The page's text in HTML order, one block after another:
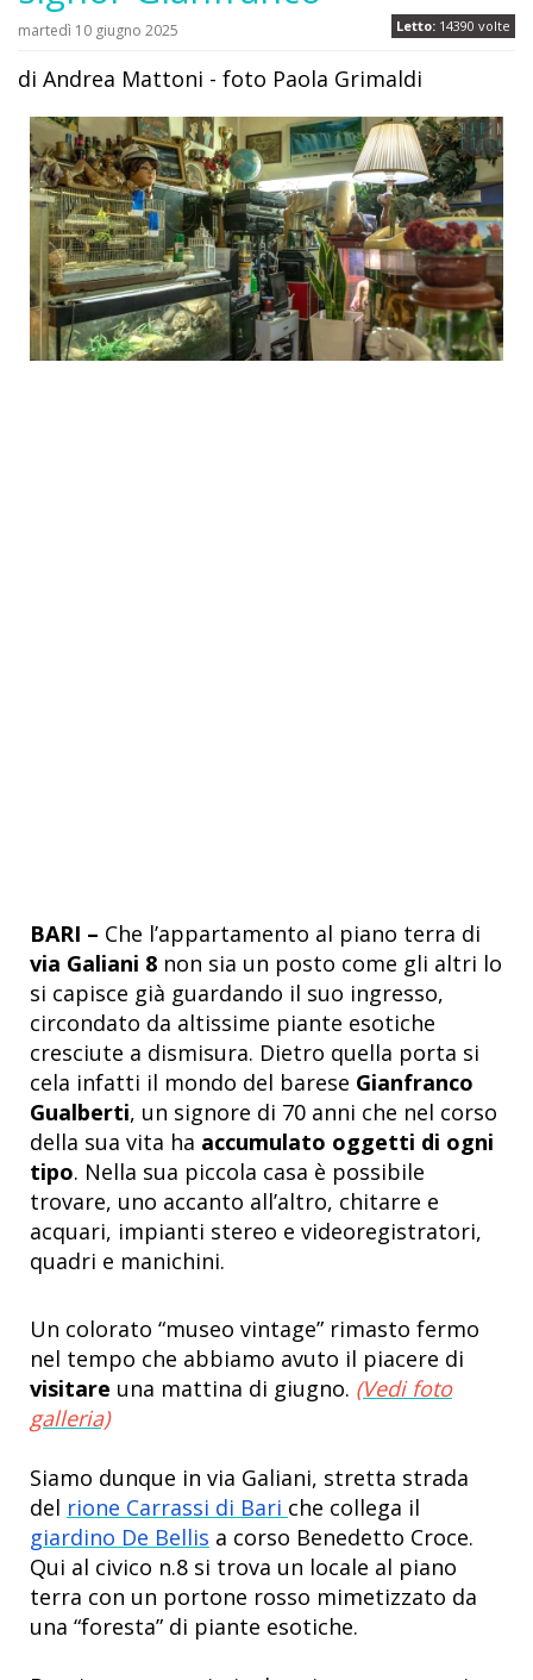
Letto: 14390 volte
martedì 10 giugno 2025
di Andrea Mattoni - foto Paola Grimaldi
BARI – Che l’appartamento al piano terra di
via Galiani 8 non sia un posto come gli altri lo
si capisce già guardando il suo ingresso,
circondato da altissime piante esotiche
cresciute a dismisura. Dietro quella porta si
cela infatti il mondo del barese Gianfranco
Gualberti, un signore di 70 anni che nel corso
della sua vita ha accumulato oggetti di ogni
tipo. Nella sua piccola casa è possibile
trovare, uno accanto all’altro, chitarre e
acquari, impianti stereo e videoregistratori,
quadri e manichini.
Un colorato “museo vintage” rimasto fermo
nel tempo che abbiamo avuto il piacere di
visitare una mattina di giugno. (Vedi foto
galleria)
Siamo dunque in via Galiani, stretta strada
del rione Carrassi di Bari che collega il
giardino De Bellis a corso Benedetto Croce.
Qui al civico n.8 si trova un locale al piano
terra con un portone rosso mimetizzato da
una “foresta” di piante esotiche.